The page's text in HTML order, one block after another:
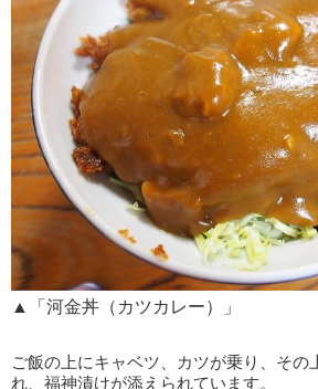
▲「河金丼（カツカレー）」
ご飯の上にキャベツ、カツが乗り、その
れ、福神漬けが添えられています。